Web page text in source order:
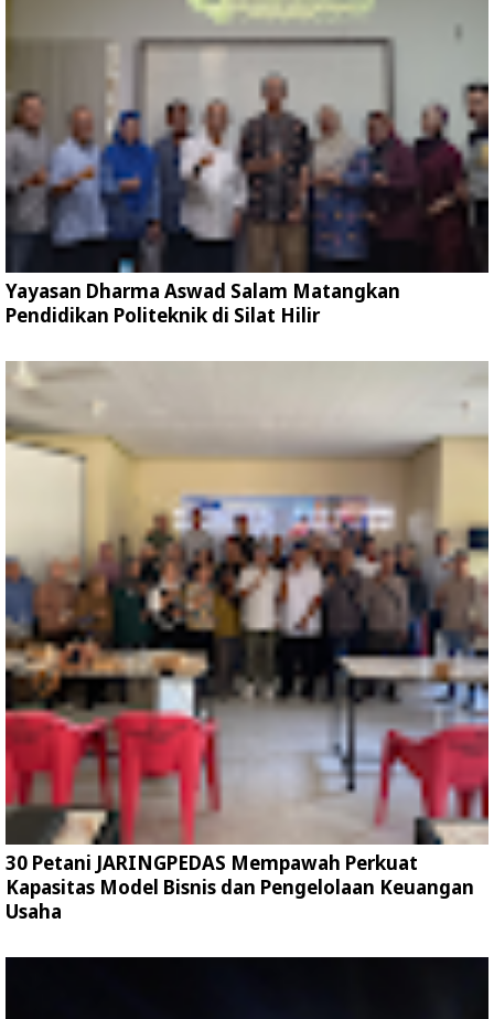
Yayasan Dharma Aswad Salam Matangkan
Pendidikan Politeknik di Silat Hilir
30 Petani JARINGPEDAS Mempawah Perkuat
Kapasitas Model Bisnis dan Pengelolaan Keuangan
Usaha